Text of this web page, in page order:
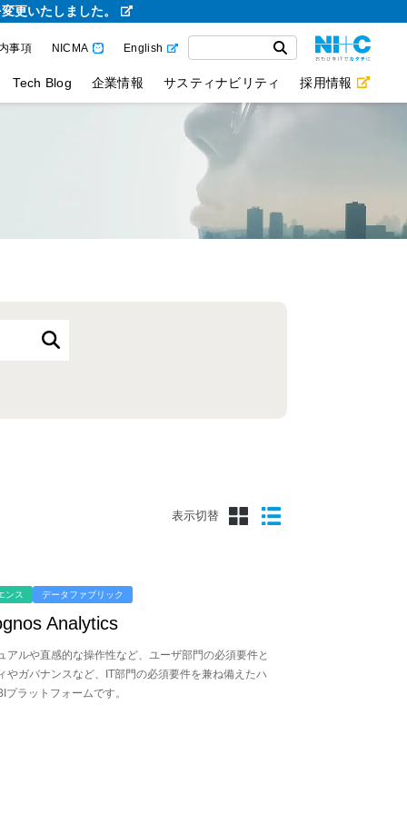
更いたしました。
事項 NICMA English
Tech Blog 企業情報 サスティナビリティ 採用情報
表示切替
ンス データファブリック
Analytics
アルや直感的な操作性など、ユーザ部門の必須要件と
やガバナンスなど、IT部門の必須要件を兼ね備えたハ
プラットフォームです。